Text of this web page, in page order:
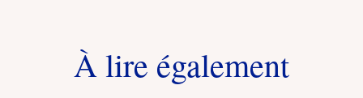
À lire également